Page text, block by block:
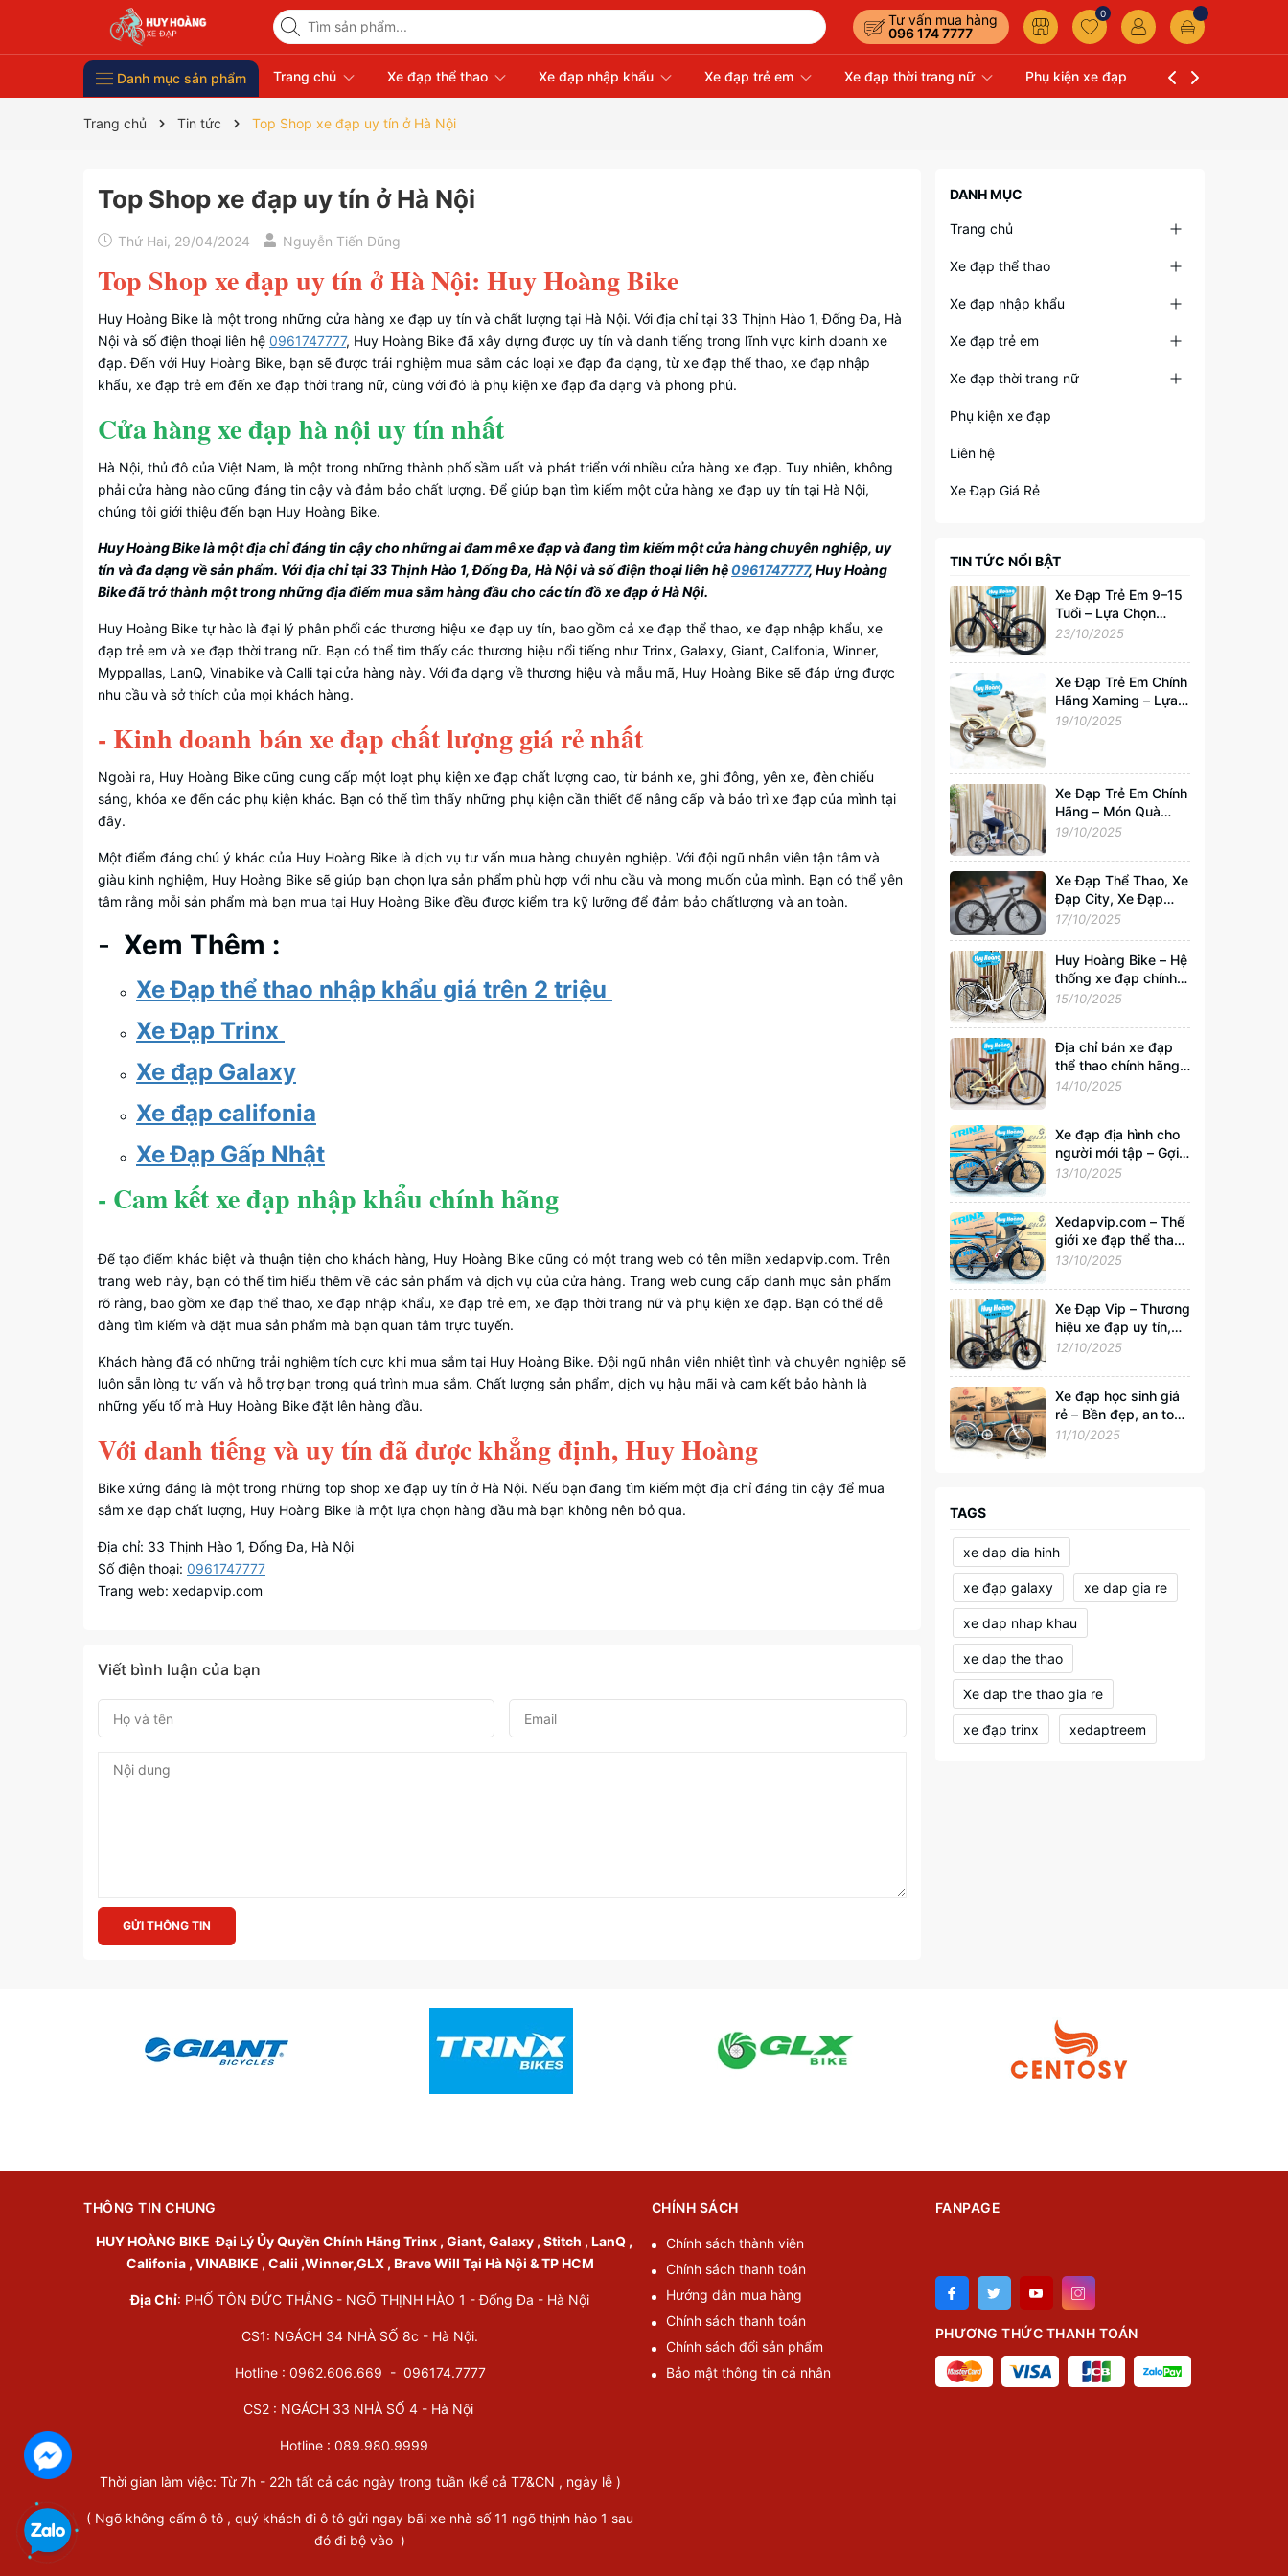
Tư vấn mua hàng
096 174 7777
0
Danh mục sản phẩm Trang chủ Xe đạp thể thao Xe đạp nhập khẩu Xe đạp trẻ em Xe đạp thời trang nữ Phụ kiện xe đạp Liên hệ
Trang chủ Tin tức Top Shop xe đạp uy tín ở Hà Nội
Top Shop xe đạp uy tín ở Hà Nội
Thứ Hai, 29/04/2024 Nguyễn Tiến Dũng
Top Shop xe đạp uy tín ở Hà Nội: Huy Hoàng Bike
Huy Hoàng Bike là một trong những cửa hàng xe đạp uy tín và chất lượng tại Hà Nội. Với địa chỉ tại 33 Thịnh Hào 1, Đống Đa, Hà
Nội và số điện thoại liên hệ 0961747777, Huy Hoàng Bike đã xây dựng được uy tín và danh tiếng trong lĩnh vực kinh doanh xe
đạp. Đến với Huy Hoàng Bike, bạn sẽ được trải nghiệm mua sắm các loại xe đạp đa dạng, từ xe đạp thể thao, xe đạp nhập
khẩu, xe đạp trẻ em đến xe đạp thời trang nữ, cùng với đó là phụ kiện xe đạp đa dạng và phong phú.
Cửa hàng xe đạp hà nội uy tín nhất
Hà Nội, thủ đô của Việt Nam, là một trong những thành phố sầm uất và phát triển với nhiều cửa hàng xe đạp. Tuy nhiên, không
phải cửa hàng nào cũng đáng tin cậy và đảm bảo chất lượng. Để giúp bạn tìm kiếm một cửa hàng xe đạp uy tín tại Hà Nội,
chúng tôi giới thiệu đến bạn Huy Hoàng Bike.
Huy Hoàng Bike là một địa chỉ đáng tin cậy cho những ai đam mê xe đạp và đang tìm kiếm một cửa hàng chuyên nghiệp, uy
tín và đa dạng về sản phẩm. Với địa chỉ tại 33 Thịnh Hào 1, Đống Đa, Hà Nội và số điện thoại liên hệ0961747777, Huy Hoàng
Bike đã trở thành một trong những địa điểm mua sắm hàng đầu cho các tín đồ xe đạp ở Hà Nội.
Huy Hoàng Bike tự hào là đại lý phân phối các thương hiệu xe đạp uy tín, bao gồm cả xe đạp thể thao, xe đạp nhập khẩu, xe
đạp trẻ em và xe đạp thời trang nữ. Bạn có thể tìm thấy các thương hiệu nổi tiếng như Trinx, Galaxy, Giant, Califonia, Winner,
Myppallas, LanQ, Vinabike và Calli tại cửa hàng này. Với đa dạng về thương hiệu và mẫu mã, Huy Hoàng Bike sẽ đáp ứng được
nhu cầu và sở thích của mọi khách hàng.
- Kinh doanh bán xe đạp chất lượng giá rẻ nhất
Ngoài ra, Huy Hoàng Bike cũng cung cấp một loạt phụ kiện xe đạp chất lượng cao, từ bánh xe, ghi đông, yên xe, đèn chiếu
sáng, khóa xe đến các phụ kiện khác. Bạn có thể tìm thấy những phụ kiện cần thiết để nâng cấp và bảo trì xe đạp của mình tại
đây.
Một điểm đáng chú ý khác của Huy Hoàng Bike là dịch vụ tư vấn mua hàng chuyên nghiệp. Với đội ngũ nhân viên tận tâm và
giàu kinh nghiệm, Huy Hoàng Bike sẽ giúp bạn chọn lựa sản phẩm phù hợp với nhu cầu và mong muốn của mình. Bạn có thể yên
tâm rằng mỗi sản phẩm mà bạn mua tại Huy Hoàng Bike đều được kiểm tra kỹ lưỡng để đảm bảo chấtlượng và an toàn.
- Xem Thêm :
Xe Đạp thể thao nhập khẩu giá trên 2 triệu
Xe Đạp Trinx
Xe đạp Galaxy
Xe đạp califonia
Xe Đạp Gấp Nhật
- Cam kết xe đạp nhập khẩu chính hãng
Để tạo điểm khác biệt và thuận tiện cho khách hàng, Huy Hoàng Bike cũng có một trang web có tên miền xedapvip.com. Trên
trang web này, bạn có thể tìm hiểu thêm về các sản phẩm và dịch vụ của cửa hàng. Trang web cung cấp danh mục sản phẩm
rõ ràng, bao gồm xe đạp thể thao, xe đạp nhập khẩu, xe đạp trẻ em, xe đạp thời trang nữ và phụ kiện xe đạp. Bạn có thể dễ
dàng tìm kiếm và đặt mua sản phẩm mà bạn quan tâm trực tuyến.
Khách hàng đã có những trải nghiệm tích cực khi mua sắm tại Huy Hoàng Bike. Đội ngũ nhân viên nhiệt tình và chuyên nghiệp sẽ
luôn sẵn lòng tư vấn và hỗ trợ bạn trong quá trình mua sắm. Chất lượng sản phẩm, dịch vụ hậu mãi và cam kết bảo hành là
những yếu tố mà Huy Hoàng Bike đặt lên hàng đầu.
Với danh tiếng và uy tín đã được khẳng định, Huy Hoàng
Bike xứng đáng là một trong những top shop xe đạp uy tín ở Hà Nội. Nếu bạn đang tìm kiếm một địa chỉ đáng tin cậy để mua
sắm xe đạp chất lượng, Huy Hoàng Bike là một lựa chọn hàng đầu mà bạn không nên bỏ qua.
Địa chỉ: 33 Thịnh Hào 1, Đống Đa, Hà Nội
Số điện thoại: 0961747777
Trang web: xedapvip.com
Viết bình luận của bạn
GỬI THÔNG TIN
DANH MỤC
Trang chủ
Xe đạp thể thao
Xe đạp nhập khẩu
Xe đạp trẻ em
Xe đạp thời trang nữ
Phụ kiện xe đạp
Liên hệ
Xe Đạp Giá Rẻ
TIN TỨC NỔI BẬT
Xe Đạp Trẻ Em 9–15
Tuổi – Lựa Chọn
Hoàn Hảo Cho Tuổi
23/10/2025
Xe Đạp Trẻ Em Chính
Hãng Xaming – Lựa
Chọn Hoàn Hảo Cho
19/10/2025
Xe Đạp Trẻ Em Chính
Hãng – Món Quà
Tuyệt Vời Cho Bé
Xedapvip.com
19/10/2025
Xe Đạp Thể Thao, Xe
Đạp City, Xe Đạp
Gấp Chính Hãng –
Nhất Tại
Xedapvip.com
17/10/2025
Huy Hoàng Bike – Hệ
thống xe đạp chính
hãng hàng đầu Việt
15/10/2025
Địa chỉ bán xe đạp
thể thao chính hãng,
giá tốt nhất Hà Nội
14/10/2025
Xe đạp địa hình cho
người mới tập – Gợi ý
chọn xe tốt, giá chỉ
Xedapvip.com
13/10/2025
Xedapvip.com – Thế
giới xe đạp thể thao
và xe đạp giá rẻ chất
13/10/2025
Xe Đạp Vip – Thương
hiệu xe đạp uy tín,
đồng hành cùng sức
sống Việt
12/10/2025
Xe đạp học sinh giá
rẻ – Bền đẹp, an toàn
cho tuổi đến trường
11/10/2025
TAGS
xe dap dia hinh
xe đạp galaxy xe dap gia re
xe dap nhap khau
xe dap the thao
Xe dap the thao gia re
xe đạp trinx xedaptreem
THÔNG TIN CHUNG
HUY HOÀNG BIKE Đại Lý Ủy Quyền Chính Hãng Trinx , Giant, Galaxy , Stitch , LanQ ,
Califonia , VINABIKE , Calii ,Winner,GLX , Brave Will Tại Hà Nội & TP HCM
Địa Chỉ: PHỐ TÔN ĐỨC THẮNG - NGÕ THỊNH HÀO 1 - Đống Đa - Hà Nội
CS1: NGÁCH 34 NHÀ SỐ 8c - Hà Nội.
Hotline : 0962.606.669 - 096174.7777
CS2 : NGÁCH 33 NHÀ SỐ 4 - Hà Nội
Hotline :089.980.9999
Thời gian làm việc: Từ 7h - 22h tất cả các ngày trong tuần (kể cả T7&CN , ngày lễ )
( Ngõ không cấm ô tô , quý khách đi ô tô gửi ngay bãi xe nhà số 11 ngõ thịnh hào 1 sau
đó đi bộ vào )
CHÍNH SÁCH
Chính sách thành viên
Chính sách thanh toán
Hướng dẫn mua hàng
Chính sách thanh toán
Chính sách đổi sản phẩm
Bảo mật thông tin cá nhân
FANPAGE
PHƯƠNG THỨC THANH TOÁN